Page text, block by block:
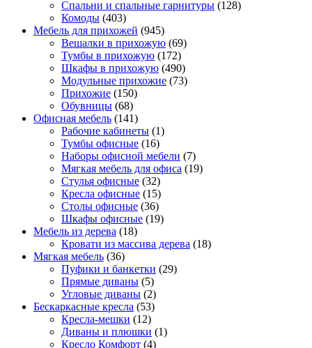
Спальни и спальные гарнитуры (128)
Комоды (403)
Мебель для прихожей (945)
Вешалки в прихожую (69)
Тумбы в прихожую (172)
Шкафы в прихожую (490)
Модульные прихожие (73)
Прихожие (150)
Обувницы (68)
Офисная мебель (141)
Рабочие кабинеты (1)
Тумбы офисные (16)
Наборы офисной мебели (7)
Мягкая мебель для офиса (19)
Стулья офисные (32)
Кресла офисные (15)
Столы офисные (36)
Шкафы офисные (19)
Мебель из дерева (18)
Кровати из массива дерева (18)
Мягкая мебель (36)
Пуфики и банкетки (29)
Прямые диваны (5)
Угловые диваны (2)
Бескаркасные кресла (53)
Кресла-мешки (12)
Диваны и плюшки (1)
Кресло Комфорт (4)